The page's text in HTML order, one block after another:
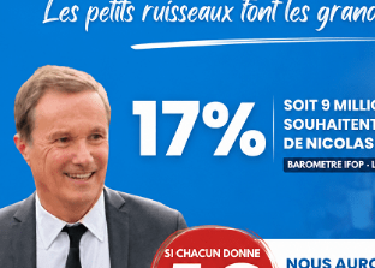
La France en deuil de
Dame-de-Paris
Communiqués ParNicolas